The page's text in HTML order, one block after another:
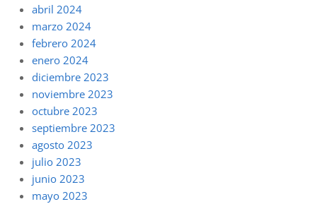
abril 2024
marzo 2024
febrero 2024
enero 2024
diciembre 2023
noviembre 2023
octubre 2023
septiembre 2023
agosto 2023
julio 2023
junio 2023
mayo 2023